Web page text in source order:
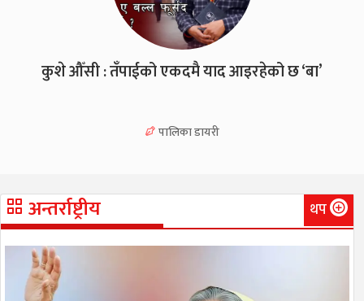
कुशे औँसी : तँपाईको एकदमै याद आइरहेको छ ‘बा’
पालिका डायरी
अन्तर्राष्ट्रीय थप